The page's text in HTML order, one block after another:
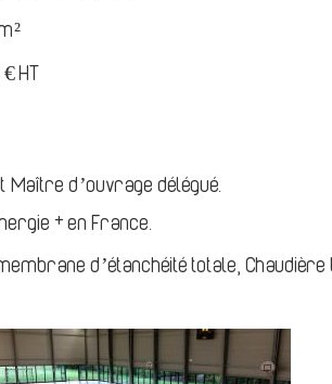
HT
Maître d’ouvrage délégué.
+ en France.
d’étanchéité totale, Chaudière